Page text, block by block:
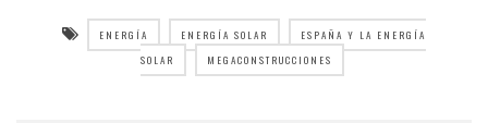
ENERGÍA ENERGÍA SOLAR
ESPAÑA Y LA ENERGÍA
SOLAR
MEGACONSTRUCCIONES